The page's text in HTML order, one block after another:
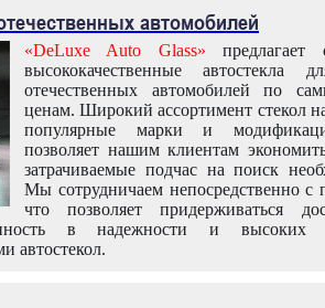
автомобилей
«DeLuxe Auto Glass» предлагает
высококачественные автостекла
отечественных автомобилей по
ценам. Широкий ассортимент стекол
популярные марки и
позволяет нашим клиентам
затрачиваемые подчас на поиск
Мы сотрудничаем непосредственно с
что позволяет придерживаться
в надежности и высоких
автостекол.